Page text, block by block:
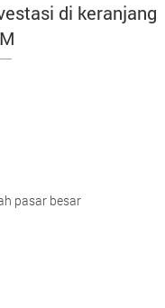
di keranjang
pasar besar